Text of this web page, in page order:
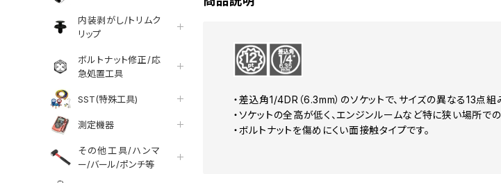
内装剥がし/トリムク
リップ
ボルトナット修正/応
急処置工具
SST(特殊工具)
測定機器
その他工具/ハンマ
ー/バール/ポンチ等
・差込角1/4DR（6.3mm）のソケットで、サイズの異なる13点組
・ソケットの全高が低く、エンジンルームなど特に狭い場所で
・ボルトナットを傷めにくい面接触タイプです。